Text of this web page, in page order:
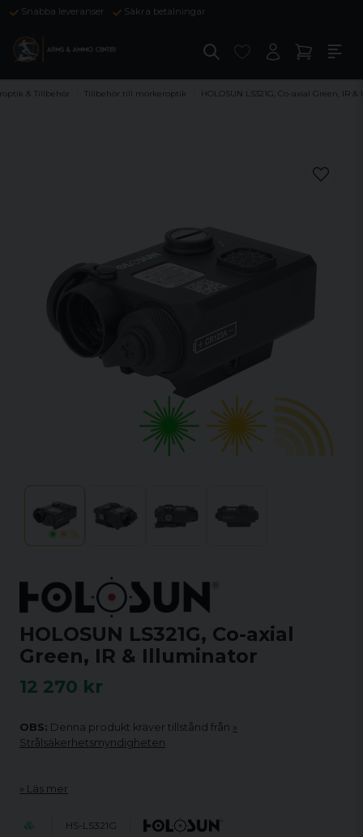
Snabba leveranser Säkra betalningar
& Tillbehör Tillbehör till mörkeroptik HOLOSUN LS321G, Co-axial Green, IR
HOLOSUN LS321G, Co-axial
Green, IR & Illuminator
12 270 kr
OBS: Denna produkt kräver tillstånd från
Strålsäkerhetsmyndigheten.
Läs mer
HS-LS321G